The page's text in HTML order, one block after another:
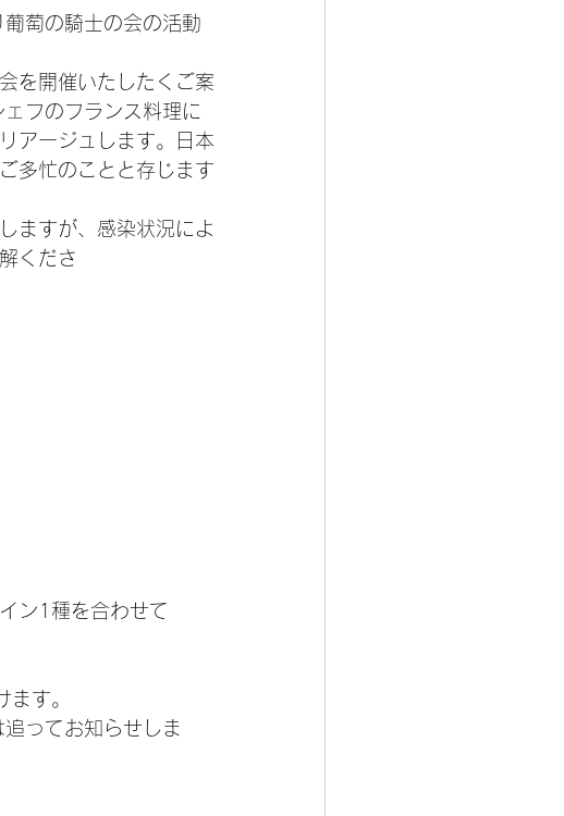
萄の騎士の会の活動
を開催いたしたくご案
フのフランス料理に
アージュします。日本
多忙のことと存じます
ますが、感染状況によ
くださ
ン1種を合わせて
す。